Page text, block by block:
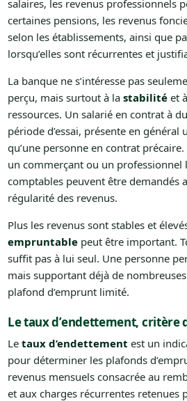
salaires, les revenus professionnels
certaines pensions, les revenus
selon les établissements, ainsi que
lorsqu’elles sont récurrentes et
La banque ne s’intéresse pas
perçu, mais surtout à la stabilitéet
ressources. Un salarié en contrat à
période d’essai, présente en
qu’une personne en contrat
un commerçant ou un professionnel
comptables peuvent être demandés
régularité des revenus.
Plus les revenus sont stables et
empruntablepeut être important.
suffit pas à lui seul. Une personne
mais supportant déjà de
plafond d’emprunt limité.
Le taux d’endettement,
Le taux d’endettement est un
pour déterminer les plafonds
revenus mensuels consacrée au
et aux charges récurrentes retenues